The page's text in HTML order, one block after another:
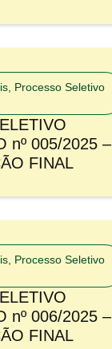
Processo Seletivo
nº 005/2025 –
FINAL
Processo Seletivo
nº 006/2025 –
FINAL